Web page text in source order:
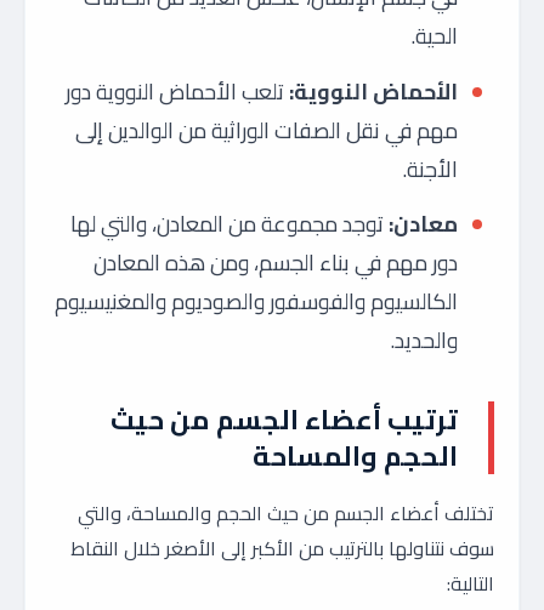
الحية.
الأحماض النووية:تلعب الأحماض النووية دور
مهم في نقل الصفات الوراثية من الوالدين إلى
الأجنة.
معادن:توجد مجموعة من المعادن، والتي لها
دور مهم في بناء الجسم، ومن هذه المعادن
الكالسيوم والفوسفور والصوديوم والمغنيسيوم
والحديد.
ترتيب أعضاء الجسم من حيث
الحجم والمساحة
تختلف أعضاء الجسم من حيث الحجم والمساحة، والتي
سوف نتناولها بالترتيب من الأكبر إلى الأصغر خلال النقاط
التالية: